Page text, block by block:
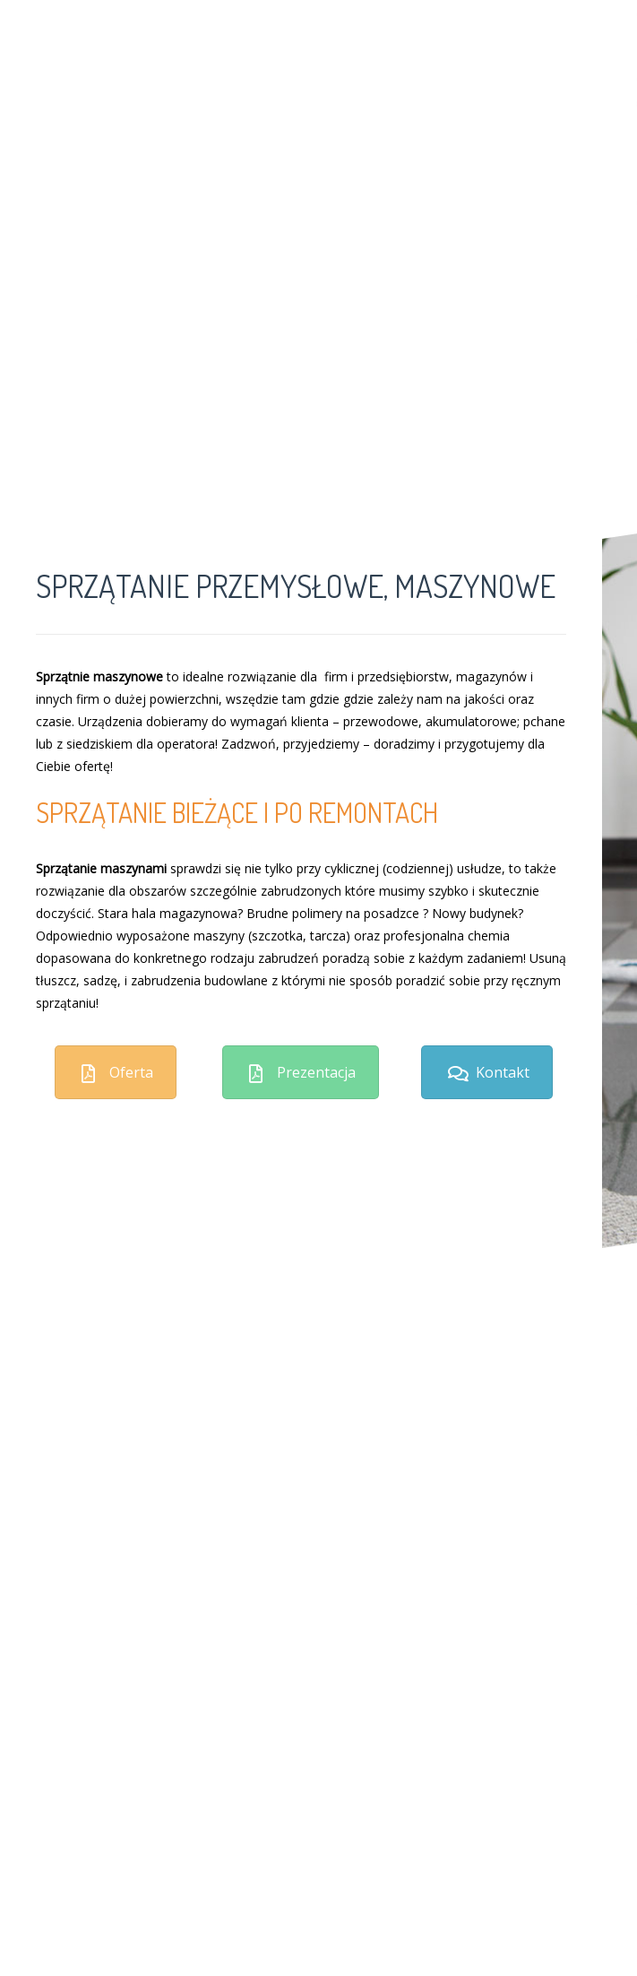
SPRZĄTANIE PRZEMYSŁOWE, MASZYNOWE
Sprzątnie maszynoweto idealne rozwiązanie dla firm i przedsiębiorstw, magazynów i
innych firm o dużej powierzchni, wszędzie tam gdzie gdzie zależy nam na jakości oraz
czasie. Urządzenia dobieramy do wymagań klienta – przewodowe, akumulatorowe; pchane
lub z siedziskiem dla operatora! Zadzwoń, przyjedziemy – doradzimy i przygotujemy dla
Ciebie ofertę!
SPRZĄTANIE BIEŻĄCE I PO REMONTACH
Sprzątanie maszynami sprawdzi się nie tylko przy cyklicznej (codziennej) usłudze, to także
rozwiązanie dla obszarów szczególnie zabrudzonych które musimy szybko i skutecznie
doczyścić. Stara hala magazynowa? Brudne polimery na posadzce ? Nowy budynek?
Odpowiednio wyposażone maszyny (szczotka, tarcza) oraz profesjonalna chemia
dopasowana do konkretnego rodzaju zabrudzeń poradzą sobie z każdym zadaniem! Usuną
tłuszcz, sadzę, i zabrudzenia budowlane z którymi nie sposób poradzić sobie przy ręcznym
sprzątaniu!
Oferta Prezentacja Kontakt